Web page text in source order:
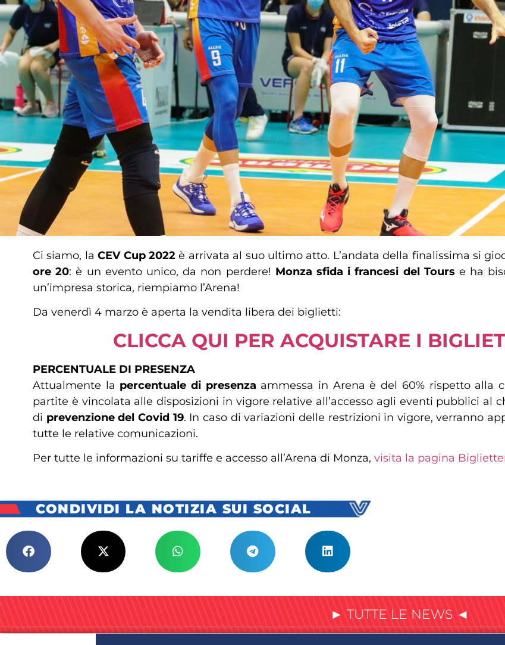
Ci siamo, laCEV Cup 2022è arrivata al suo ultimo atto. L’andata della finalissima si
ore 20: è un evento unico, da non perdere! Monza sfida i francesi del Tours e ha
un’impresa storica, riempiamo l’Arena!
Da venerdì 4 marzo è aperta la vendita libera dei biglietti:
CLICCA QUI PER ACQUISTARE I
PERCENTUALE DI PRESENZA
Attualmente la percentuale di presenza ammessa in Arena è del 60% rispetto alla
partite è vincolata alle disposizioni in vigore relative all’accesso agli eventi pubblici
di prevenzione del Covid 19. In caso di variazioni delle restrizioni in vigore, verranno
tutte le relative comunicazioni.
Per tutte le informazioni su tariffe e accesso all’Arena di Monza, visita la pagina
CONDIVIDI LA NOTIZIA SUI SOCIAL
► TUTTE LE NEWS ◄